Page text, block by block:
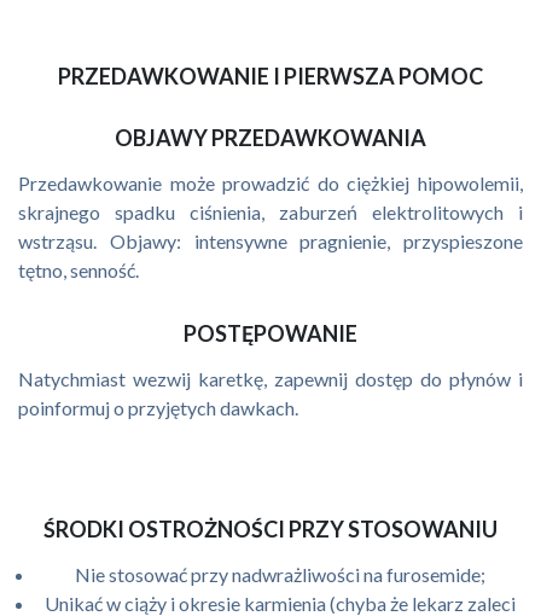
PRZEDAWKOWANIE I PIERWSZA POMOC
OBJAWY PRZEDAWKOWANIA
Przedawkowanie może prowadzić do ciężkiej hipowolemii,
skrajnego spadku ciśnienia, zaburzeń elektrolitowych i
wstrząsu. Objawy: intensywne pragnienie, przyspieszone
tętno, senność.
POSTĘPOWANIE
Natychmiast wezwij karetkę, zapewnij dostęp do płynów i
poinformuj o przyjętych dawkach.
ŚRODKI OSTROŻNOŚCI PRZY STOSOWANIU
Nie stosować przy nadwrażliwości na furosemide;
Unikać w ciąży i okresie karmienia (chyba że lekarz zaleci